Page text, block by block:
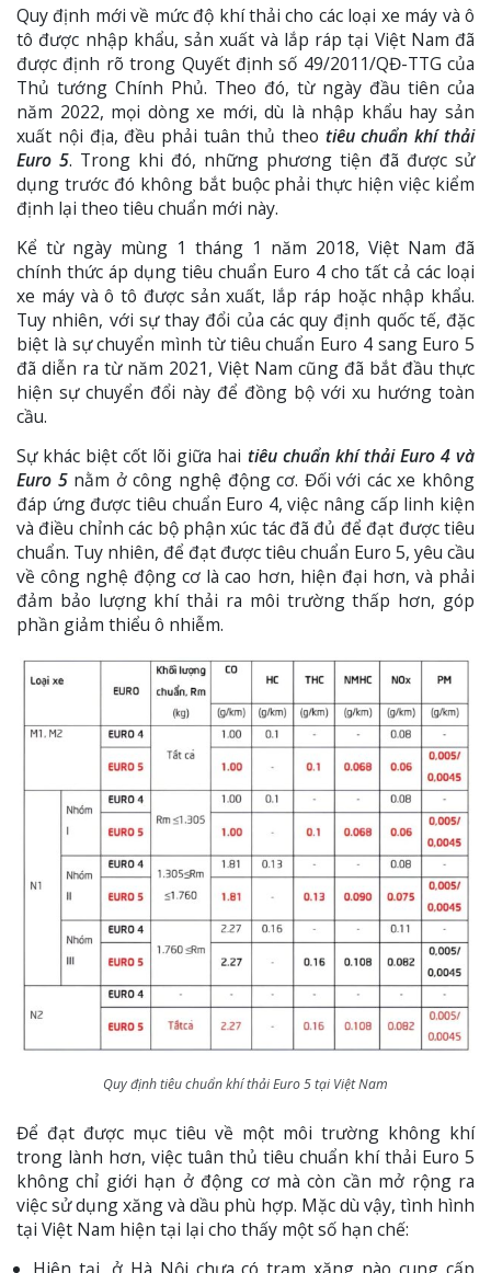
Quy định mới về mức độ khí thải cho các loại xe máy và ô
tô được nhập khẩu, sản xuất và lắp ráp tại Việt Nam đã
được định rõ trong Quyết định số 49/2011/QĐ-TTG của
Thủ tướng Chính Phủ. Theo đó, từ ngày đầu tiên của
năm 2022, mọi dòng xe mới, dù là nhập khẩu hay sản
xuất nội địa, đều phải tuân thủ theo tiêu chuẩn khí thải
Euro 5. Trong khi đó, những phương tiện đã được sử
dụng trước đó không bắt buộc phải thực hiện việc kiểm
định lại theo tiêu chuẩn mới này.
Kể từ ngày mùng 1 tháng 1 năm 2018, Việt Nam đã
chính thức áp dụng tiêu chuẩn Euro 4 cho tất cả các loại
xe máy và ô tô được sản xuất, lắp ráp hoặc nhập khẩu.
Tuy nhiên, với sự thay đổi của các quy định quốc tế, đặc
biệt là sự chuyển mình từ tiêu chuẩn Euro 4 sang Euro 5
đã diễn ra từ năm 2021, Việt Nam cũng đã bắt đầu thực
hiện sự chuyển đổi này để đồng bộ với xu hướng toàn
cầu.
Sự khác biệt cốt lõi giữa hai tiêu chuẩn khí thải Euro 4 và
Euro 5nằm ở công nghệ động cơ. Đối với các xe không
đáp ứng được tiêu chuẩn Euro 4, việc nâng cấp linh kiện
và điều chỉnh các bộ phận xúc tác đã đủ để đạt được tiêu
chuẩn. Tuy nhiên, để đạt được tiêu chuẩn Euro 5, yêu cầu
về công nghệ động cơ là cao hơn, hiện đại hơn, và phải
đảm bảo lượng khí thải ra môi trường thấp hơn, góp
phần giảm thiểu ô nhiễm.
Quy định tiêu chuẩn khí thải Euro 5 tại Việt Nam
Để đạt được mục tiêu về một môi trường không khí
trong lành hơn, việc tuân thủ tiêu chuẩn khí thải Euro 5
không chỉ giới hạn ở động cơ mà còn cần mở rộng ra
việc sử dụng xăng và dầu phù hợp. Mặc dù vậy, tình hình
tại Việt Nam hiện tại lại cho thấy một số hạn chế: